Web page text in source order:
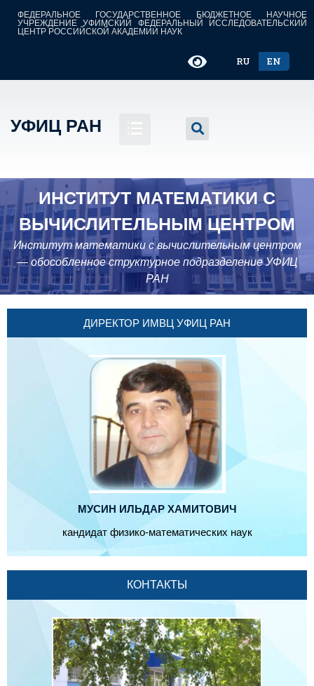
ФЕДЕРАЛЬНОЕ ГОСУДАРСТВЕННОЕ БЮДЖЕТНОЕ НАУЧНОЕ
УЧРЕЖДЕНИЕ УФИМСКИЙ ФЕДЕРАЛЬНЫЙ ИССЛЕДОВАТЕЛЬСКИЙ
ЦЕНТР РОССИЙСКОЙ АКАДЕМИИ НАУК
RU EN
УФИЦ РАН
ИНСТИТУТ МАТЕМАТИКИ С
ВЫЧИСЛИТЕЛЬНЫМ ЦЕНТРОМ
Институт математики с вычислительным центром
— обособленное структурное подразделение УФИЦ
РАН
ДИРЕКТОР ИМВЦ УФИЦ РАН
МУСИН ИЛЬДАР ХАМИТОВИЧ
кандидат физико-математических наук
КОНТАКТЫ